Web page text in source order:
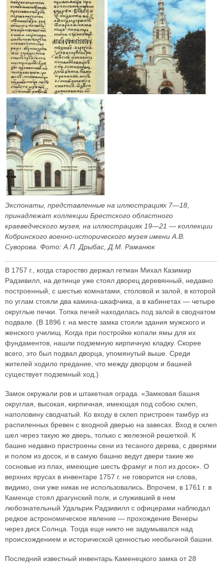
Экспонаты, представленные на иллюстрациях 7—18,
принадлежат коллекции Брестского областного
краеведческого музея, на иллюстрациях 19—21 — коллекции
Кобринского военно-исторического музея имени A.B.
Суворова. Фото: А.П. Дрыбас, Д.М. Раманюк
В 1757 г., когда староство держал гетман Михал Казимир
Радзивилл, на детинце уже стоял дворец деревянный, недавно
построенный, с шестью комнатами, столовой и залой, в которой
по углам стояли два камина-шкафчика, а в кабинетах — четыре
округлые печки. Топка печей находилась под залой в сводчатом
подвале. (В 1896 г. на месте замка стояли здания мужского и
женского училищ. Когда при постройке копали ямы для их
фундаментов, нашли подземную кирпичную кладку. Скорее
всего, это был подвал дворца, упомянутый выше. Среди
жителей ходило предание, что между дворцом и башней
существует подземный ход.)
Замок окружали ров и штакетная ограда. «Замковая башня
округлая, высокая, кирпичная, имеющая под собою склеп,
наполовину сводчатый. Ко входу в склеп пристроен тамбур из
распиленных бревен с входной дверью на завесах. Вход в склеп
шел через такую же дверь, только с железной решеткой. К
башне недавно пристроены сени из тесаного дерева, с дверями
и полом из досок, и в самую башню ведут двери такие же
сосновые из плах, имеющие шесть фрамуг и пол из досок». О
верхних ярусах в инвентаре 1757 г. не говорится ни слова,
видимо, они уже никак не использовались. Впрочем, в 1761 г. в
Каменце стоял драгунский полк, и служивший в нем
любознательный Удальрик Радзивилл с офицерами наблюдал
редкое астрономическое явление — прохождение Венеры
через диск Солнца. Тогда еще никто не задумывался над
происхождением и исторической ценностью необычной башни.
Последний известный инвентарь Каменецкого замка от 28